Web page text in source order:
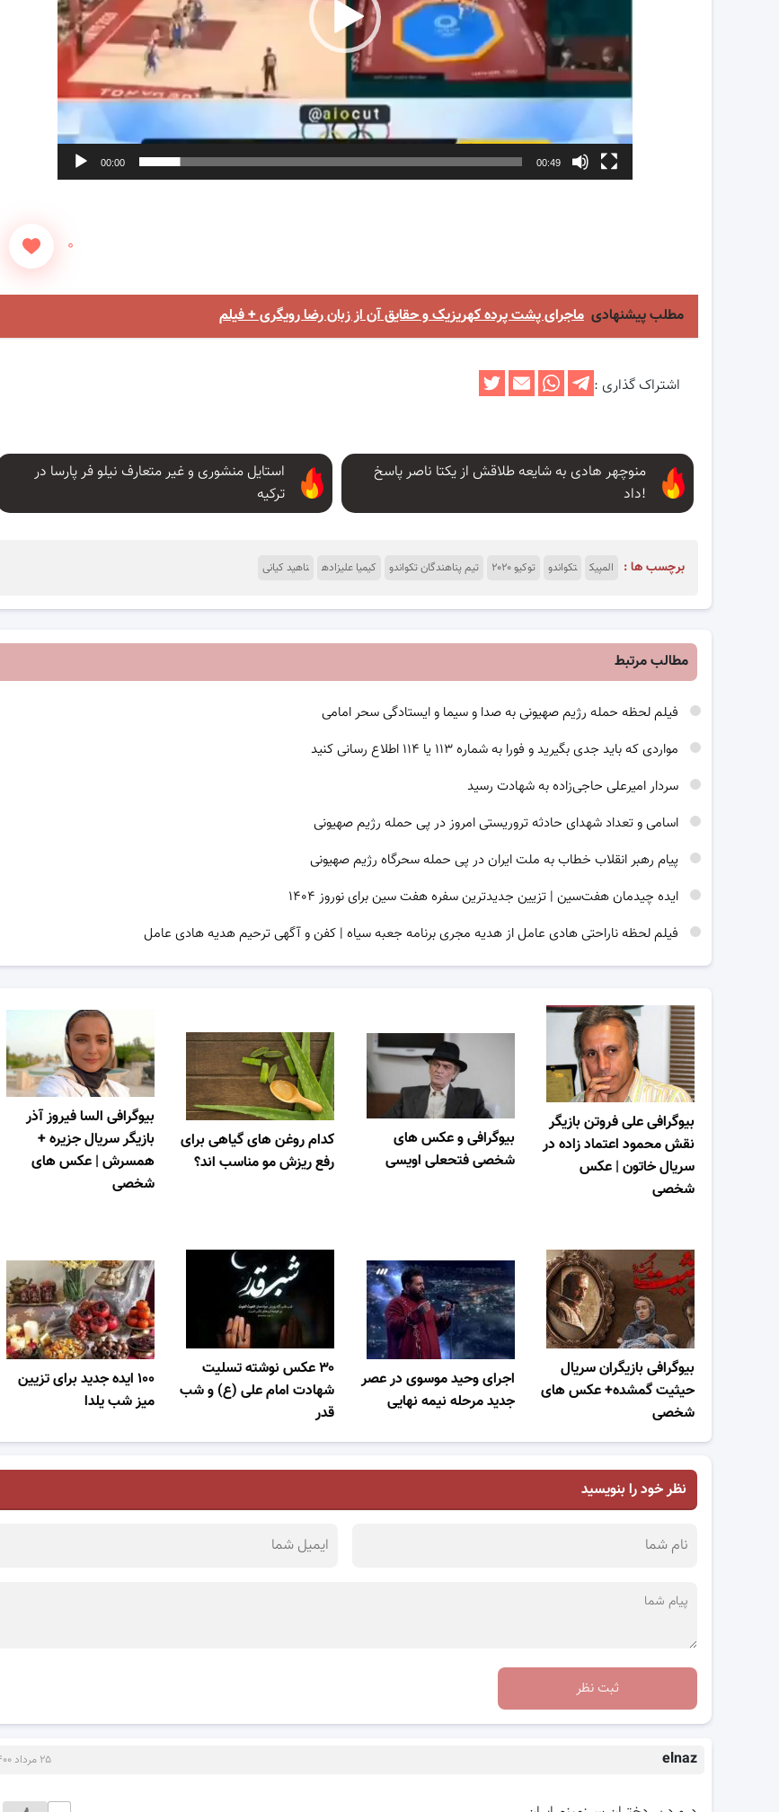
00:00 00:49
۰
مطلب پیشنهادی ماجرای پشت پرده کهریزیک و حقایق آن از زبان رضا رویگری + فیلم
اشتراک گذاری :
استایل منشوری و غیر متعارف نیلو فر پارسا در
ترکیه
منوچهر هادی به شایعه طلاقش از یکتا ناصر پاسخ
داد!
برچسب ها : المپیک تکواندو توکیو ۲۰۲۰ تیم پناهندگان تکواندو کیمیا علیزاده ناهید کیانی
مطالب مرتبط
فیلم لحظه حمله رژیم صهیونی به صدا و سیما و ایستادگی سحر امامی
مواردی که باید جدی بگیرید و فورا به شماره ۱۱۳ یا ۱۱۴ اطلاع رسانی کنید
سردار امیرعلی حاجی‌زاده به شهادت رسید
اسامی و تعداد شهدای حادثه تروریستی امروز در پی حمله رژیم صهیونی
پیام رهبر انقلاب خطاب به ملت ایران در پی حمله سحرگاه رژیم صهیونی
ایده چیدمان هفت‌سین | تزیین جدیدترین سفره هفت سین برای نوروز ۱۴۰۴
فیلم لحظه ناراحتی هادی عامل از هدیه مجری برنامه جعبه سیاه | کفن و آگهی ترحیم هدیه هادی عامل
بیوگرافی السا فیروز آذر
بازیگر سریال جزیره +
همسرش | عکس های
شخصی
کدام روغن های گیاهی برای
رفع ریزش مو مناسب اند؟
بیوگرافی و عکس های
شخصی فتحعلی اویسی
بیوگرافی علی فروتن بازیگر
نقش محمود اعتماد زاده در
سریال خاتون | عکس
شخصی
۱۰۰ ایده جدید برای تزیین
میز شب یلدا
۳۰ عکس نوشته تسلیت
شهادت امام علی (ع) و شب
قدر
اجرای وحید موسوی در عصر
جدید مرحله نیمه نهایی
بیوگرافی بازیگران سریال
حیثیت گمشده+ عکس های
شخصی
نظر خود را بنویسید
ثبت نظر
elnaz ۲۵ مرداد ۱۴۰۰